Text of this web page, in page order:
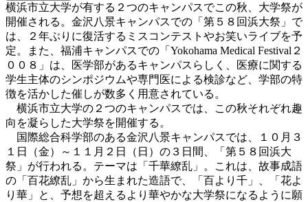
横浜市立大学が有する２つのキャンパスでこの秋、大学祭が
開催される。金沢八景キャンパスでの「第５８回浜大祭」で
は、２年ぶりに復活するミスコンテストやお笑いライブを予
定。また、福浦キャンパスでの「Yokohama Medical Festival２
００８」は、医学部があるキャンパスらしく、医療に関する
学生主体のシンポジウムや専門医による検診など、学部の特
徴を活かした催しが数多く用意されている。
横浜市立大学の２つのキャンパスでは、この秋それぞれ趣
向を凝らした大学祭を開催する。
国際総合科学部のある金沢八景キャンパスでは、１０月３
１日（金）～１１月２日（日）の３日間、「第５８回浜大
祭」が行われる。テーマは「千華繚乱」。これは、故事成語
の「百花繚乱」から生まれた造語で、「百より千」、「花よ
り華」と、予想を超えるより華やかな大学祭になるように願